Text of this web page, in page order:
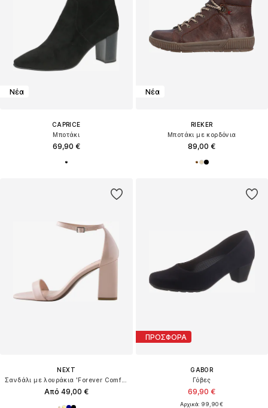
Νέα
CAPRICE
Μποτάκι
69,90 €
Νέα
RIEKER
Μποτάκι με κορδόνια
89,00 €
NEXT
Σανδάλι με λουράκια 'Forever Comfort'
Από 49,00 €
ΠΡΟΣΦΟΡΑ
GABOR
Γόβες
69,90 €
Αρχικά: 99,90 €